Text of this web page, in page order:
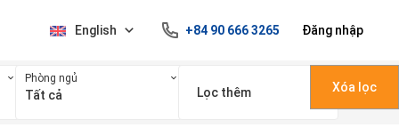
English +84 90 666 3265 Đăng nhập
Phòng ngủ
Tất cả Lọc thêm Xóa lọc